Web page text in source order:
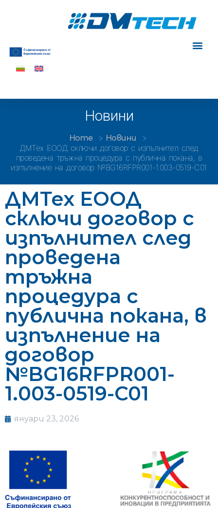
Новини
Home Новини
ДМТех ЕООД сключи договор с изпълнител след
проведена тръжна процедура с публична покана, в
изпълнение на договор №BG16RFPR001-1.003-0519-C01
ДМТех ЕООД
сключи договор с
изпълнител след
проведена
тръжна
процедура с
публична покана, в
изпълнение на
договор
№BG16RFPR001-
1.003-0519-C01
януари 23, 2026